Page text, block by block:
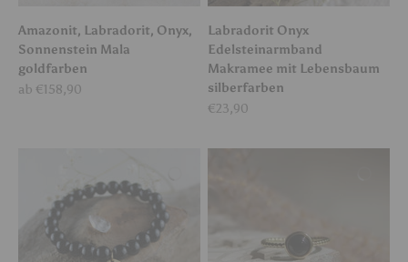
Amazonit, Labradorit, Onyx,
Sonnenstein Mala
goldfarben
Angebot
ab €158,90
Labradorit Onyx
Edelsteinarmband
Makramee mit Lebensbaum
silberfarben
Angebot
€23,90